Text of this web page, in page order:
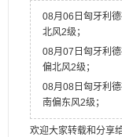
08月06日匈牙利
北风2级；
08月07日匈牙利
偏北风2级；
08月08日匈牙利
南偏东风2级；
欢迎大家转载和分享